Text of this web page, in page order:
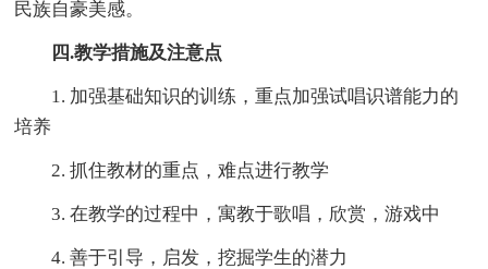
民族自豪美感。
四.教学措施及注意点
1. 加强基础知识的训练，重点加强试唱识谱能力的
培养
2. 抓住教材的重点，难点进行教学
3. 在教学的过程中，寓教于歌唱，欣赏，游戏中
4. 善于引导，启发，挖掘学生的潜力